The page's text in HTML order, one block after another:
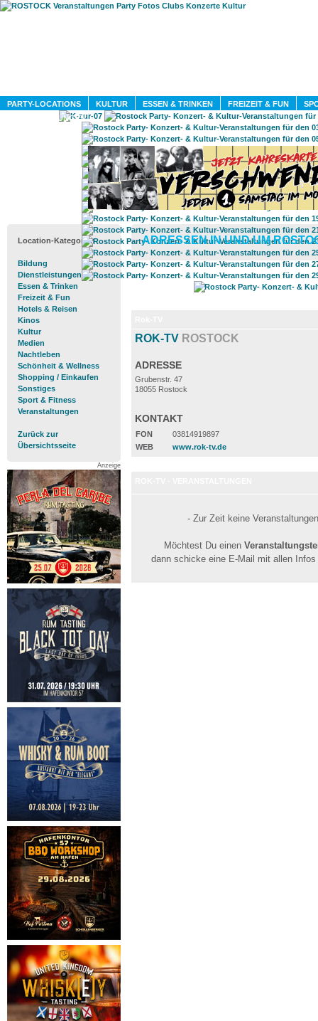
PARTY-LOCATIONS KULTUR ESSEN & TRINKEN FREIZEIT & FUN
DIENSTLEISTUNGEN
Location-Kategorien
Bildung
Dienstleistungen
Essen & Trinken
Freizeit & Fun
Hotels & Reisen
Kinos
Kultur
Medien
Nachtleben
Schönheit & Wellness
Shopping / Einkaufen
Sonstiges
Sport & Fitness
Veranstaltungen
Zurück zur
Übersichtsseite
Anzeige
ADRESSEN IN UND UM
ROK-TV ROSTOCK
ADRESSE
Grubenstr. 47
18055 Rostock
KONTAKT
FON
03814919897
WEB
www.rok-tv.de
- Zur Zeit keine
Möchtest Du einen
dann schicke eine E-Mail mit allen